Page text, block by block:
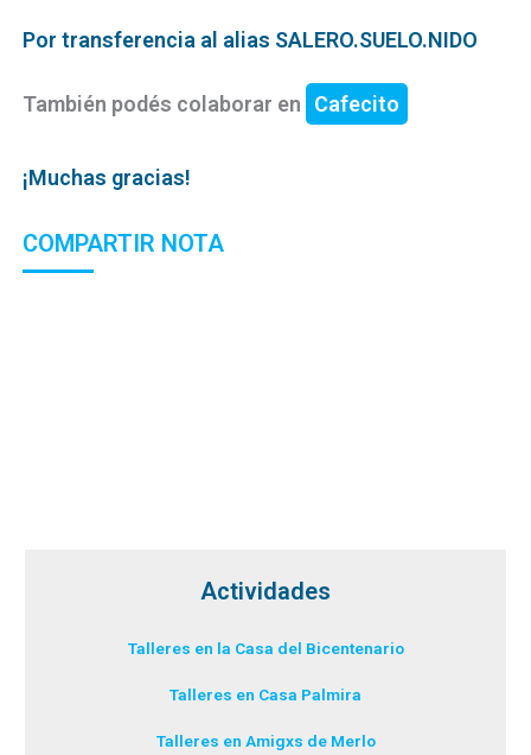
Por transferencia al alias SALERO.SUELO.NIDO
También podés colaborar en Cafecito
¡Muchas gracias!
COMPARTIR NOTA
Actividades
Talleres en la Casa del Bicentenario
Talleres en Casa Palmira
Talleres en Amigxs de Merlo